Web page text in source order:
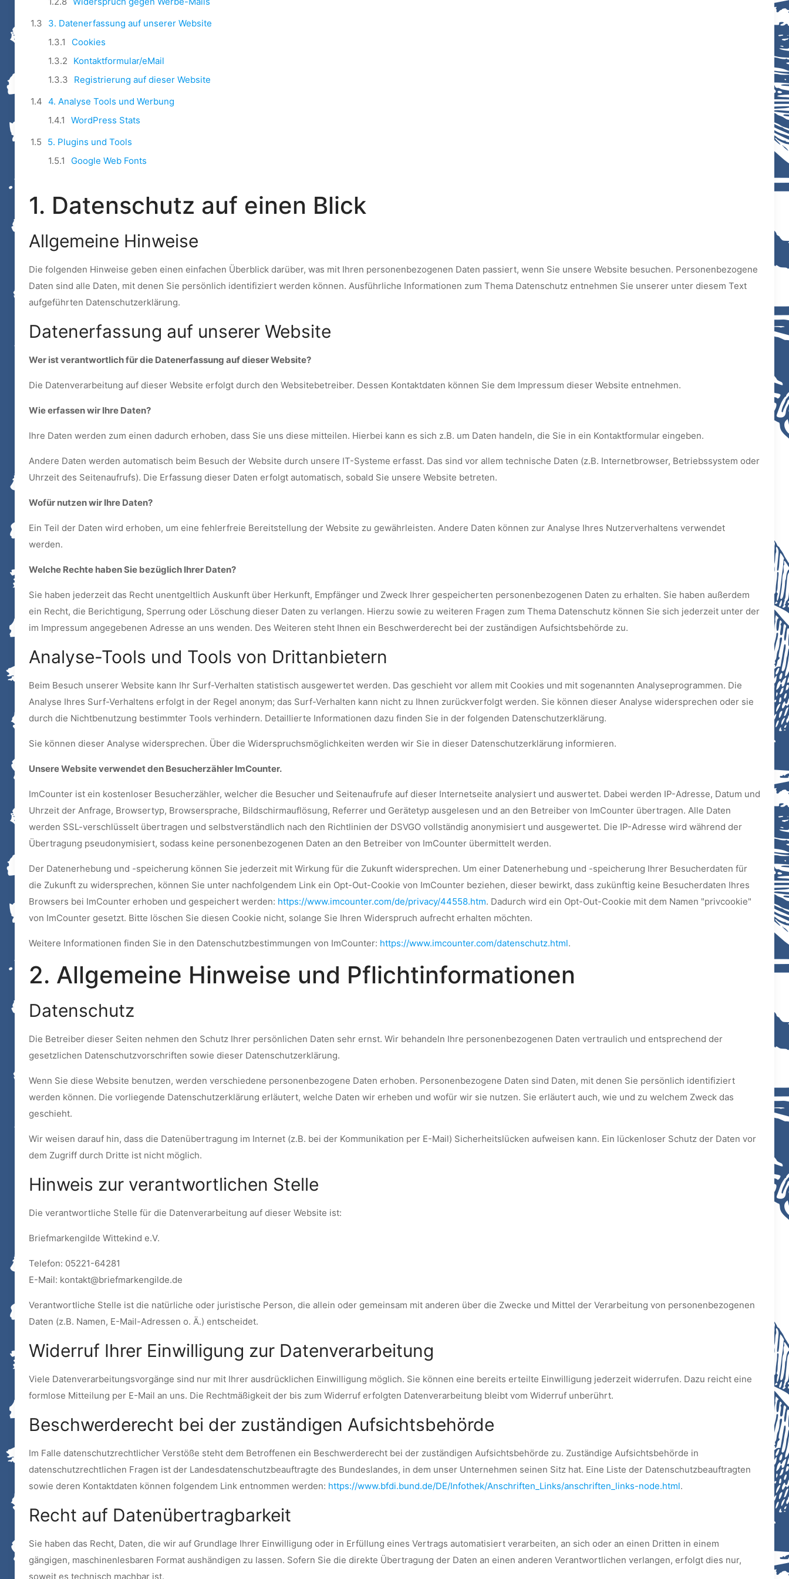
3. Datenerfassung auf unserer Website
Cookies
Kontaktformular/eMail
Registrierung auf dieser Website
4. Analyse Tools und Werbung
WordPress Stats
5. Plugins und Tools
Google Web Fonts
1. Datenschutz auf einen Blick
Allgemeine Hinweise
Die folgenden Hinweise geben einen einfachen Überblick darüber, was mit Ihren personenbezogenen Daten passiert, wenn Sie unsere Website besuchen. Personenbezogene
Daten sind alle Daten, mit denen Sie persönlich identifiziert werden können. Ausführliche Informationen zum Thema Datenschutz entnehmen Sie unserer unter diesem Text
aufgeführten Datenschutzerklärung.
Datenerfassung auf unserer Website
Wer ist verantwortlich für die Datenerfassung auf dieser Website?
Die Datenverarbeitung auf dieser Website erfolgt durch den Websitebetreiber. Dessen Kontaktdaten können Sie dem Impressum dieser Website entnehmen.
Wie erfassen wir Ihre Daten?
Ihre Daten werden zum einen dadurch erhoben, dass Sie uns diese mitteilen. Hierbei kann es sich z.B. um Daten handeln, die Sie in ein Kontaktformular eingeben.
Andere Daten werden automatisch beim Besuch der Website durch unsere IT-Systeme erfasst. Das sind vor allem technische Daten (z.B. Internetbrowser, Betriebssystem oder
Uhrzeit des Seitenaufrufs). Die Erfassung dieser Daten erfolgt automatisch, sobald Sie unsere Website betreten.
Wofür nutzen wir Ihre Daten?
Ein Teil der Daten wird erhoben, um eine fehlerfreie Bereitstellung der Website zu gewährleisten. Andere Daten können zur Analyse Ihres Nutzerverhaltens verwendet
werden.
Welche Rechte haben Sie bezüglich Ihrer Daten?
Sie haben jederzeit das Recht unentgeltlich Auskunft über Herkunft, Empfänger und Zweck Ihrer gespeicherten personenbezogenen Daten zu erhalten. Sie haben außerdem
ein Recht, die Berichtigung, Sperrung oder Löschung dieser Daten zu verlangen. Hierzu sowie zu weiteren Fragen zum Thema Datenschutz können Sie sich jederzeit unter der
im Impressum angegebenen Adresse an uns wenden. Des Weiteren steht Ihnen ein Beschwerderecht bei der zuständigen Aufsichtsbehörde zu.
Analyse-Tools und Tools von Drittanbietern
Beim Besuch unserer Website kann Ihr Surf-Verhalten statistisch ausgewertet werden. Das geschieht vor allem mit Cookies und mit sogenannten Analyseprogrammen. Die
Analyse Ihres Surf-Verhaltens erfolgt in der Regel anonym; das Surf-Verhalten kann nicht zu Ihnen zurückverfolgt werden. Sie können dieser Analyse widersprechen oder sie
durch die Nichtbenutzung bestimmter Tools verhindern. Detaillierte Informationen dazu finden Sie in der folgenden Datenschutzerklärung.
Sie können dieser Analyse widersprechen. Über die Widerspruchsmöglichkeiten werden wir Sie in dieser Datenschutzerklärung informieren.
Unsere Website verwendet den Besucherzähler ImCounter.
ImCounter ist ein kostenloser Besucherzähler, welcher die Besucher und Seitenaufrufe auf dieser Internetseite analysiert und auswertet. Dabei werden IP-Adresse, Datum und
Uhrzeit der Anfrage, Browsertyp, Browsersprache, Bildschirmauflösung, Referrer und Gerätetyp ausgelesen und an den Betreiber von ImCounter übertragen. Alle Daten
werden SSL-verschlüsselt übertragen und selbstverständlich nach den Richtlinien der DSVGO vollständig anonymisiert und ausgewertet. Die IP-Adresse wird während der
Übertragung pseudonymisiert, sodass keine personenbezogenen Daten an den Betreiber von ImCounter übermittelt werden.
Der Datenerhebung und -speicherung können Sie jederzeit mit Wirkung für die Zukunft widersprechen. Um einer Datenerhebung und -speicherung Ihrer Besucherdaten für
die Zukunft zu widersprechen, können Sie unter nachfolgendem Link ein Opt-Out-Cookie von ImCounter beziehen, dieser bewirkt, dass zukünftig keine Besucherdaten Ihres
Browsers bei ImCounter erhoben und gespeichert werden: https://www.imcounter.com/de/privacy/44558.htm. Dadurch wird ein Opt-Out-Cookie mit dem Namen "privcookie"
von ImCounter gesetzt. Bitte löschen Sie diesen Cookie nicht, solange Sie Ihren Widerspruch aufrecht erhalten möchten.
Weitere Informationen finden Sie in den Datenschutzbestimmungen von ImCounter: https://www.imcounter.com/datenschutz.html.
2. Allgemeine Hinweise und Pflichtinformationen
Datenschutz
Die Betreiber dieser Seiten nehmen den Schutz Ihrer persönlichen Daten sehr ernst. Wir behandeln Ihre personenbezogenen Daten vertraulich und entsprechend der
gesetzlichen Datenschutzvorschriften sowie dieser Datenschutzerklärung.
Wenn Sie diese Website benutzen, werden verschiedene personenbezogene Daten erhoben. Personenbezogene Daten sind Daten, mit denen Sie persönlich identifiziert
werden können. Die vorliegende Datenschutzerklärung erläutert, welche Daten wir erheben und wofür wir sie nutzen. Sie erläutert auch, wie und zu welchem Zweck das
geschieht.
Wir weisen darauf hin, dass die Datenübertragung im Internet (z.B. bei der Kommunikation per E-Mail) Sicherheitslücken aufweisen kann. Ein lückenloser Schutz der Daten vor
dem Zugriff durch Dritte ist nicht möglich.
Hinweis zur verantwortlichen Stelle
Die verantwortliche Stelle für die Datenverarbeitung auf dieser Website ist:
Briefmarkengilde Wittekind e.V.
Telefon: 05221-64281
E-Mail: kontakt@briefmarkengilde.de
Verantwortliche Stelle ist die natürliche oder juristische Person, die allein oder gemeinsam mit anderen über die Zwecke und Mittel der Verarbeitung von personenbezogenen
Daten (z.B. Namen, E-Mail-Adressen o. Ä.) entscheidet.
Widerruf Ihrer Einwilligung zur Datenverarbeitung
Viele Datenverarbeitungsvorgänge sind nur mit Ihrer ausdrücklichen Einwilligung möglich. Sie können eine bereits erteilte Einwilligung jederzeit widerrufen. Dazu reicht eine
formlose Mitteilung per E-Mail an uns. Die Rechtmäßigkeit der bis zum Widerruf erfolgten Datenverarbeitung bleibt vom Widerruf unberührt.
Beschwerderecht bei der zuständigen Aufsichtsbehörde
Im Falle datenschutzrechtlicher Verstöße steht dem Betroffenen ein Beschwerderecht bei der zuständigen Aufsichtsbehörde zu. Zuständige Aufsichtsbehörde in
datenschutzrechtlichen Fragen ist der Landesdatenschutzbeauftragte des Bundeslandes, in dem unser Unternehmen seinen Sitz hat. Eine Liste der Datenschutzbeauftragten
sowie deren Kontaktdaten können folgendem Link entnommen werden: https://www.bfdi.bund.de/DE/Infothek/Anschriften_Links/anschriften_links-node.html.
Recht auf Datenübertragbarkeit
Sie haben das Recht, Daten, die wir auf Grundlage Ihrer Einwilligung oder in Erfüllung eines Vertrags automatisiert verarbeiten, an sich oder an einen Dritten in einem
gängigen, maschinenlesbaren Format aushändigen zu lassen. Sofern Sie die direkte Übertragung der Daten an einen anderen Verantwortlichen verlangen, erfolgt dies nur,
soweit es technisch machbar ist.